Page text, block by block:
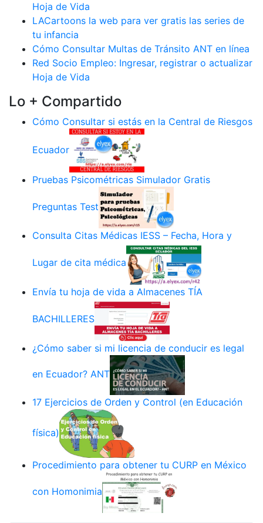
Hoja de Vida
LACartoons la web para ver gratis las series de
tu infancia
Cómo Consultar Multas de Tránsito ANT en línea
Red Socio Empleo: Ingresar, registrar o actualizar
Hoja de Vida
Lo + Compartido
Cómo Consultar si estás en la Central de Riesgos
Ecuador
Pruebas Psicométricas Simulador Gratis
Preguntas Test
Consulta Citas Médicas IESS – Fecha, Hora y
Lugar de cita médica
Envía tu hoja de vida a Almacenes TÍA
BACHILLERES
¿Cómo saber si mi licencia de conducir es legal
en Ecuador? ANT
17 Ejercicios de Orden y Control (en Educación
física)
Procedimiento para obtener tu CURP en México
con Homonimia